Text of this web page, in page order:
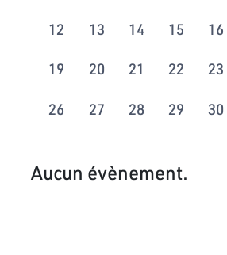
12 13 14 15 16
19 20 21 22 23
26 27 28 29 30
Aucun évènement.